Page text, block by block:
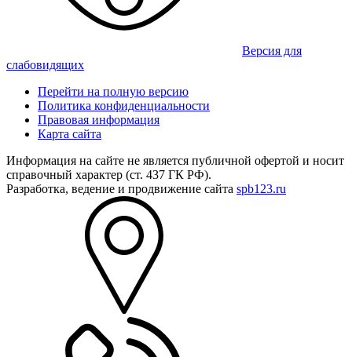
Версия для
слабовидящих
Перейти на полную версию
Политика конфиденциальности
Правовая информация
Карта сайта
Информация на сайте не является публичной офертой и носит
справочный характер (ст. 437 ГК РФ).
Разработка, ведение и продвижение сайта spb123.ru